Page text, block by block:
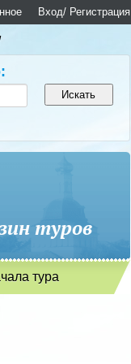
Вход/ Регистрация
туров
тура